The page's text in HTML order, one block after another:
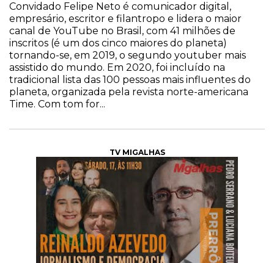
Convidado Felipe Neto é comunicador digital,
empresário, escritor e filantropo e lidera o maior
canal de YouTube no Brasil, com 41 milhões de
inscritos (é um dos cinco maiores do planeta)
tornando-se, em 2019, o segundo youtuber mais
assistido do mundo. Em 2020, foi incluído na
tradicional lista das 100 pessoas mais influentes do
planeta, organizada pela revista norte-americana
Time. Com tom for...
TV MIGALHAS